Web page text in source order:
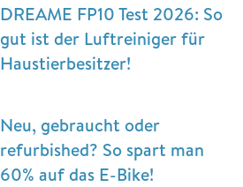
DREAME FP10 Test 2026: So
gut ist der Luftreiniger für
Haustierbesitzer!
Neu, gebraucht oder
refurbished? So spart man
60% auf das E-Bike!